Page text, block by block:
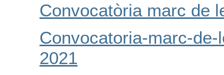
Convocatòria marc de
Convocatoria-marc-
2021